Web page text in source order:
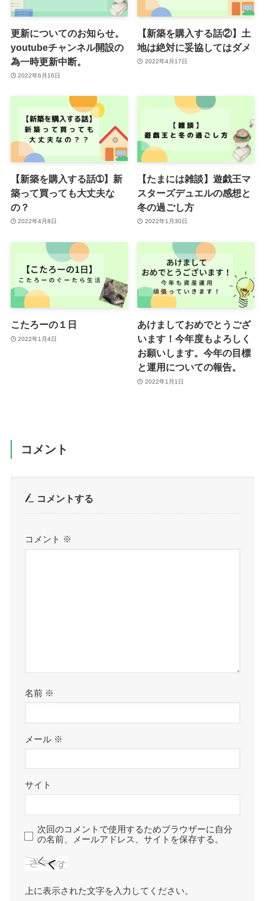
更新についてのお知らせ。
youtubeチャンネル開設の
為一時更新中断。
2022年6月16日
【新築を購入する話②】土
地は絶対に妥協してはダメ
2022年4月17日
【新築を購入する話➀】新
築って買っても大丈夫な
の？
2022年4月8日
【たまには雑談】遊戯王マ
スターズデュエルの感想と
冬の過ごし方
2022年1月30日
こたろーの１日
2022年1月4日
あけましておめでとうござ
います！今年度もよろしく
お願いします。今年の目標
と運用についての報告。
2022年1月1日
コメント
コメントする
コメント ※
名前 ※
メール ※
サイト
次回のコメントで使用するためブラウザーに自分
の名前、メールアドレス、サイトを保存する。
上に表示された文字を入力してください。